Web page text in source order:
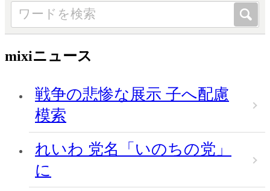
mixiニュース
戦争の悲惨な展示 子へ配慮
模索
れいわ 党名「いのちの党」
に